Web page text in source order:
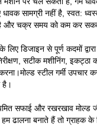
सामग्री नहीं है, स्वत:
और चक्र समय को कम कर
लिए डिजाइन से पूर्ण कदमों
सटीक मशीनिंग, इकट्ठा
स्टील गर्मी उपचार
है।
सफाई और रखरखाव
ढालना बनाते हैं तो ग्राहक के